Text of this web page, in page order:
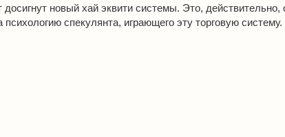
досигнут новый хай эквити системы. Это,
спекулянта, играющего эту торговую систему.